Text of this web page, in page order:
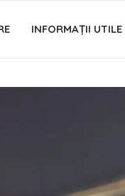
INFORMAȚII UTILE